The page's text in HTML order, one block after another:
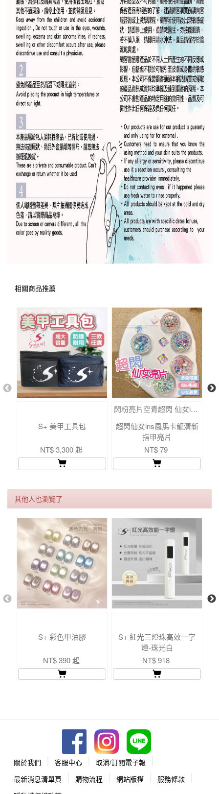
相關商品推薦
S+ 美甲工具包
NT$ 3,300 起
閃粉亮片空青超閃 仙女ins風 網紅馬卡龍清新指甲亮片 美甲裝飾
超閃仙女ins風馬卡龍清新
指甲亮片
NT$ 79
其他人也瀏覽了
S+ 彩色甲油膠
NT$ 390 起
S+ 紅光三燈珠高效一字
燈-珠光白
NT$ 918
關於我們 客服中心
取消/訂閱電子報
最新消息清單頁
購物流程 網站版權
服務條款